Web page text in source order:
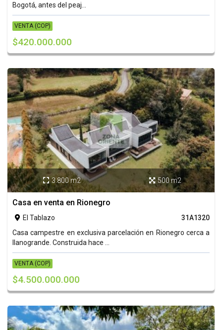
Bogotá, antes del peaj...
VENTA (COP)
$420.000.000
 3.800 m2  500 m2
Casa en venta en Rionegro
 El Tablazo
31A1320
Casa campestre en exclusiva parcelación en Rionegro cerca a
llanogrande. Construida hace ...
VENTA (COP)
$4.500.000.000